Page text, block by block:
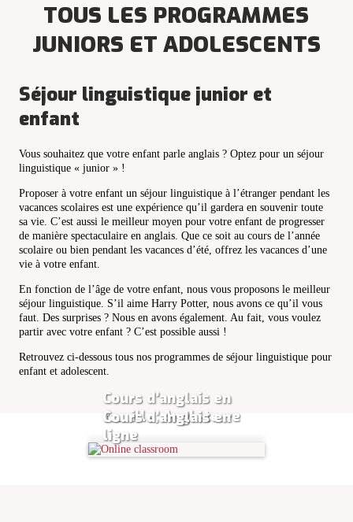
TOUS LES PROGRAMMES
JUNIORS ET ADOLESCENTS
Séjour linguistique junior et
enfant
Vous souhaitez que votre enfant parle anglais ? Optez pour un séjour
linguistique « junior » !
Proposer à votre enfant un séjour linguistique à l’étranger pendant les
vacances scolaires est une expérience qu’il gardera en souvenir toute
sa vie. C’est aussi le meilleur moyen pour votre enfant de progresser
de manière spectaculaire en anglais. Que ce soit au cours de l’année
scolaire ou bien pendant les vacances d’été, offrez les vacances d’une
vie à votre enfant.
En fonction de l’âge de votre enfant, nous vous proposons le meilleur
séjour linguistique. S’il aime Harry Potter, nous avons ce qu’il vous
faut. Des surprises ? Nous en avons également. Au fait, vous voulez
partir avec votre enfant ? C’est possible aussi !
Retrouvez ci-dessous tous nos programmes de séjour linguistique pour
enfant et adolescent.
Cours d’anglais en
famille, Angleterre
Cours d’anglais en
ligne